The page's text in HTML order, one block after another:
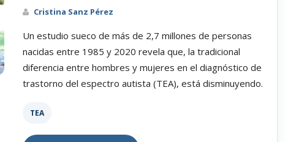
Cristina Sanz Pérez
Un estudio sueco de más de 2,7 millones de personas
nacidas entre 1985 y 2020 revela que, la tradicional
diferencia entre hombres y mujeres en el diagnóstico de
trastorno del espectro autista (TEA), está disminuyendo.
TEA